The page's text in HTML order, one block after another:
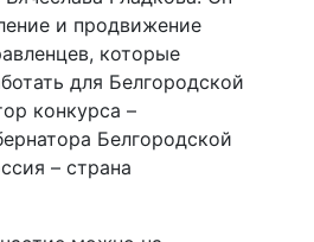
и продвижение
которые
для Белгородской
конкурса –
Белгородской
– страна